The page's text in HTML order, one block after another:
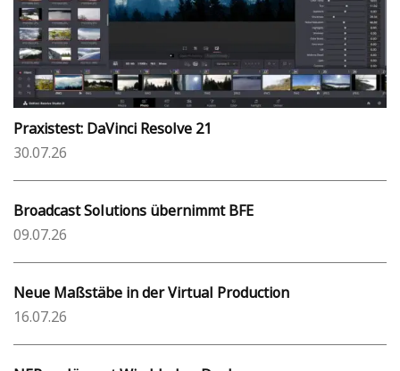
Praxistest: DaVinci Resolve 21
30.07.26
Broadcast Solutions übernimmt BFE
09.07.26
Neue Maßstäbe in der Virtual Production
16.07.26